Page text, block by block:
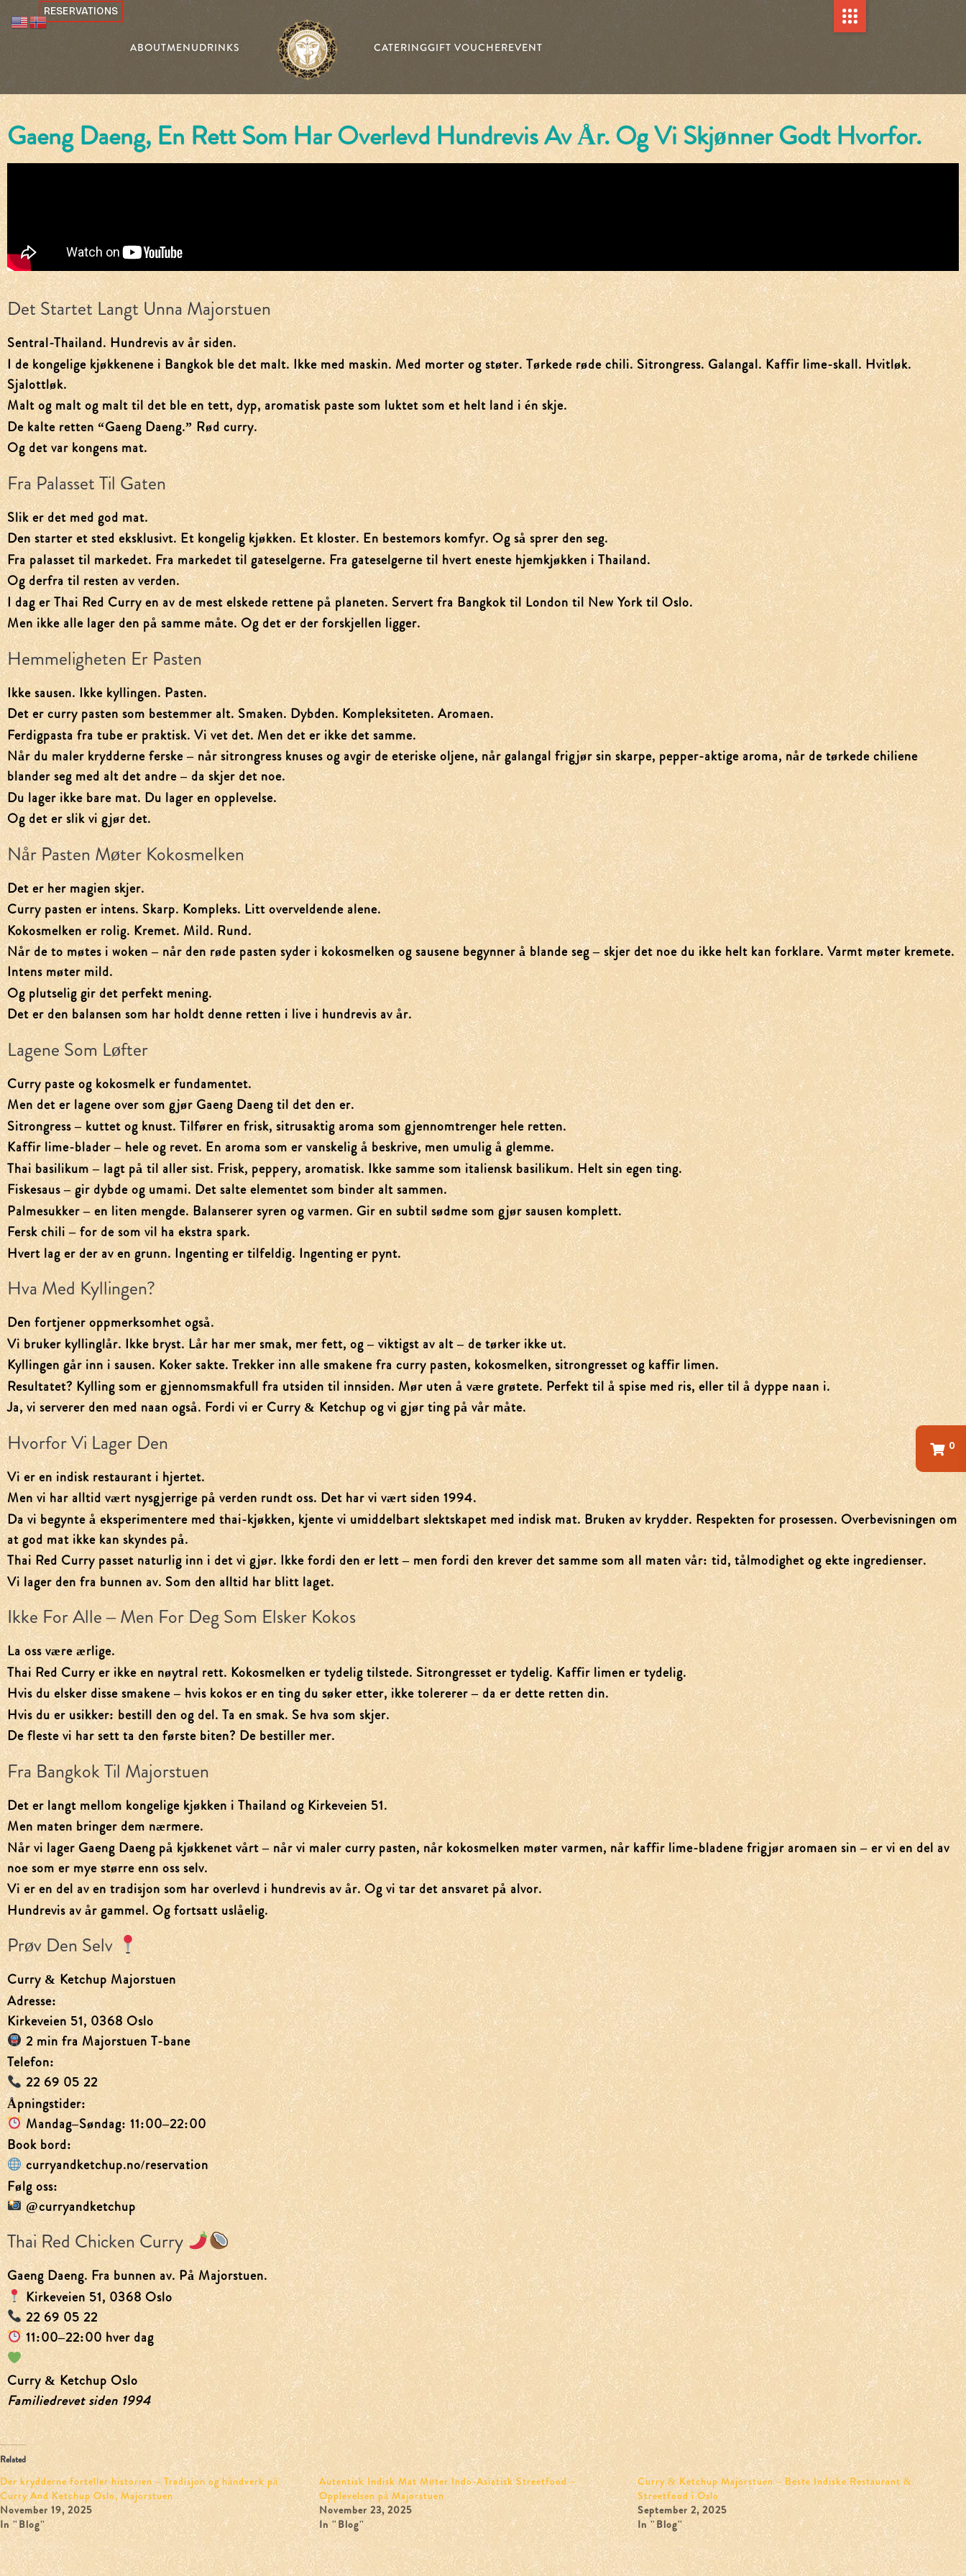
RESERVATIONS
ABOUTMENUDRINKS CATERINGGIFT VOUCHEREVENT
Home
Drinks
Reservation
Catering
Gift Voucher
Event
Blog
About Us
Contact Us
Find Us
Kirkeveien 51,
0368 Oslo,
Contact Us
Tel:+47 22 69 05 22
Opening Hours
Mon - Fri: 10am - 11pm
​​Sat - Sun: 10am - 11pm
Facebook
Instagram
Gaeng Daeng, En Rett Som Har Overlevd Hundrevis Av År. Og Vi Skjønner Godt Hvorfor.
Det Startet Langt Unna Majorstuen
Sentral-Thailand. Hundrevis av år siden.
I de kongelige kjøkkenene i Bangkok ble det malt. Ikke med maskin. Med morter og støter. Tørkede røde chili. Sitrongress. Galangal. Kaffir lime-skall. Hvitløk.
Sjalottløk.
Malt og malt og malt til det ble en tett, dyp, aromatisk paste som luktet som et helt land i én skje.
De kalte retten “Gaeng Daeng.” Rød curry.
Og det var kongens mat.
Fra Palasset Til Gaten
Slik er det med god mat.
Den starter et sted eksklusivt. Et kongelig kjøkken. Et kloster. En bestemors komfyr. Og så sprer den seg.
Fra palasset til markedet. Fra markedet til gateselgerne. Fra gateselgerne til hvert eneste hjemkjøkken i Thailand.
Og derfra til resten av verden.
I dag er Thai Red Curry en av de mest elskede rettene på planeten. Servert fra Bangkok til London til New York til Oslo.
Men ikke alle lager den på samme måte. Og det er der forskjellen ligger.
Hemmeligheten Er Pasten
Ikke sausen. Ikke kyllingen. Pasten.
Det er curry pasten som bestemmer alt. Smaken. Dybden. Kompleksiteten. Aromaen.
Ferdigpasta fra tube er praktisk. Vi vet det. Men det er ikke det samme.
Når du maler krydderne ferske – når sitrongress knuses og avgir de eteriske oljene, når galangal frigjør sin skarpe, pepper-aktige aroma, når de tørkede chiliene
blander seg med alt det andre – da skjer det noe.
Du lager ikke bare mat. Du lager en opplevelse.
Og det er slik vi gjør det.
Når Pasten Møter Kokosmelken
Det er her magien skjer.
Curry pasten er intens. Skarp. Kompleks. Litt overveldende alene.
Kokosmelken er rolig. Kremet. Mild. Rund.
Når de to møtes i woken – når den røde pasten syder i kokosmelken og sausene begynner å blande seg – skjer det noe du ikke helt kan forklare. Varmt møter kremete.
Intens møter mild.
Og plutselig gir det perfekt mening.
Det er den balansen som har holdt denne retten i live i hundrevis av år.
Lagene Som Løfter
Curry paste og kokosmelk er fundamentet.
Men det er lagene over som gjør Gaeng Daeng til det den er.
Sitrongress– kuttet og knust. Tilfører en frisk, sitrusaktig aroma som gjennomtrenger hele retten.
Kaffir lime-blader– hele og revet. En aroma som er vanskelig å beskrive, men umulig å glemme.
Thai basilikum– lagt på til aller sist. Frisk, peppery, aromatisk. Ikke samme som italiensk basilikum. Helt sin egen ting.
Fiskesaus– gir dybde og umami. Det salte elementet som binder alt sammen.
Palmesukker– en liten mengde. Balanserer syren og varmen. Gir en subtil sødme som gjør sausen komplett.
Fersk chili– for de som vil ha ekstra spark.
Hvert lag er der av en grunn. Ingenting er tilfeldig. Ingenting er pynt.
Hva Med Kyllingen?
Den fortjener oppmerksomhet også.
Vi bruker kyllinglår. Ikke bryst. Lår har mer smak, mer fett, og – viktigst av alt – de tørker ikke ut.
Kyllingen går inn i sausen. Koker sakte. Trekker inn alle smakene fra curry pasten, kokosmelken, sitrongresset og kaffir limen.
Resultatet? Kylling som er gjennomsmakfull fra utsiden til innsiden. Mør uten å være grøtete. Perfekt til å spise med ris, eller til å dyppe naan i.
Ja, vi serverer den med naan også. Fordi vi er Curry & Ketchup og vi gjør ting på vår måte.
Hvorfor Vi Lager Den
Vi er en indisk restaurant i hjertet.
Men vi har alltid vært nysgjerrige på verden rundt oss. Det har vi vært siden 1994.
Da vi begynte å eksperimentere med thai-kjøkken, kjente vi umiddelbart slektskapet med indisk mat. Bruken av krydder. Respekten for prosessen. Overbevisningen om
at god mat ikke kan skyndes på.
Thai Red Curry passet naturlig inn i det vi gjør. Ikke fordi den er lett – men fordi den krever det samme som all maten vår: tid, tålmodighet og ekte ingredienser.
Vi lager den fra bunnen av. Som den alltid har blitt laget.
Ikke For Alle – Men For Deg Som Elsker Kokos
La oss være ærlige.
Thai Red Curry er ikke en nøytral rett. Kokosmelken er tydelig tilstede. Sitrongresset er tydelig. Kaffir limen er tydelig.
Hvis du elsker disse smakene – hvis kokos er en ting du søker etter, ikke tolererer – da er dette retten din.
Hvis du er usikker: bestill den og del. Ta en smak. Se hva som skjer.
De fleste vi har sett ta den første biten? De bestiller mer.
Fra Bangkok Til Majorstuen
Det er langt mellom kongelige kjøkken i Thailand og Kirkeveien 51.
Men maten bringer dem nærmere.
Når vi lager Gaeng Daeng på kjøkkenet vårt – når vi maler curry pasten, når kokosmelken møter varmen, når kaffir lime-bladene frigjør aromaen sin – er vi en del av
noe som er mye større enn oss selv.
Vi er en del av en tradisjon som har overlevd i hundrevis av år. Og vi tar det ansvaret på alvor.
Hundrevis av år gammel. Og fortsatt uslåelig.
Prøv Den Selv
Curry & Ketchup Majorstuen
Adresse:
Kirkeveien 51, 0368 Oslo
2 min fra Majorstuen T-bane
Telefon:
22 69 05 22
Åpningstider:
Mandag–Søndag: 11:00–22:00
Book bord:
curryandketchup.no/reservation
Følg oss:
@curryandketchup
Thai Red Chicken Curry
Gaeng Daeng. Fra bunnen av. På Majorstuen.
Kirkeveien 51, 0368 Oslo
22 69 05 22
11:00–22:00 hver dag
Curry & Ketchup Oslo
Familiedrevet siden 1994
Related
Der krydderne forteller historien – Tradisjon og håndverk på
Curry And Ketchup Oslo, Majorstuen
November 19, 2025
In "Blog"
Autentisk Indisk Mat Møter Indo-Asiatisk Streetfood –
Opplevelsen på Majorstuen
November 23, 2025
In "Blog"
Curry & Ketchup Majorstuen – Beste Indiske Restaurant &
Streetfood i Oslo
September 2, 2025
In "Blog"
0